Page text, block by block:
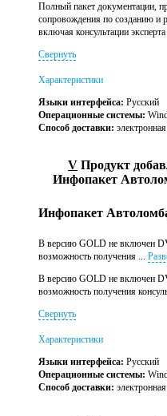
Полный пакет документации,
сопровождения по созданию и
включая консультации
Свернуть
Характеристики
Языки интерфейса: Русский
Операционные системы:
Способ доставки:
V Продукт
Инфопакет
Инфопакет
В версию GOLD не включен
возможность получения ...
В версию GOLD не включен
возможность получения
Свернуть
Характеристики
Языки интерфейса: Русский
Операционные системы:
Способ доставки: